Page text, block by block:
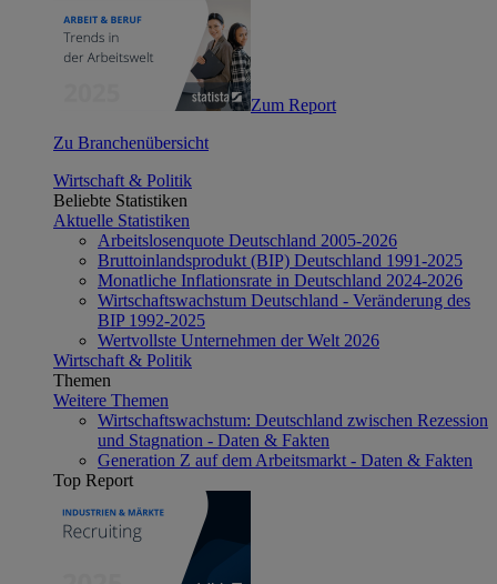
Zum Report
Zu Branchenübersicht
Wirtschaft & Politik
Beliebte Statistiken
Aktuelle Statistiken
Arbeitslosenquote Deutschland 2005-2026
Bruttoinlandsprodukt (BIP) Deutschland 1991-2025
Monatliche Inflationsrate in Deutschland 2024-2026
Wirtschaftswachstum Deutschland - Veränderung des
BIP 1992-2025
Wertvollste Unternehmen der Welt 2026
Wirtschaft & Politik
Themen
Weitere Themen
Wirtschaftswachstum: Deutschland zwischen Rezession
und Stagnation - Daten & Fakten
Generation Z auf dem Arbeitsmarkt - Daten & Fakten
Top Report